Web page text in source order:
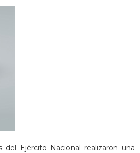
Ejército Nacional realizaron una